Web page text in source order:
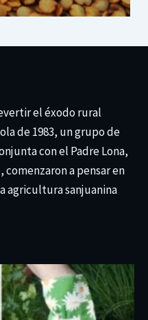
el éxodo rural
de 1983, un grupo de
con el Padre Lona,
a pensar en
agricultura sanjuanina